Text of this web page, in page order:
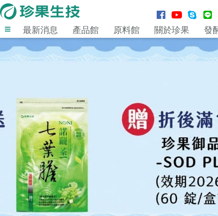
最新消息 產品館 原料館 關於珍果 發
MENU
最新消息
產品館
原料館
關於珍果